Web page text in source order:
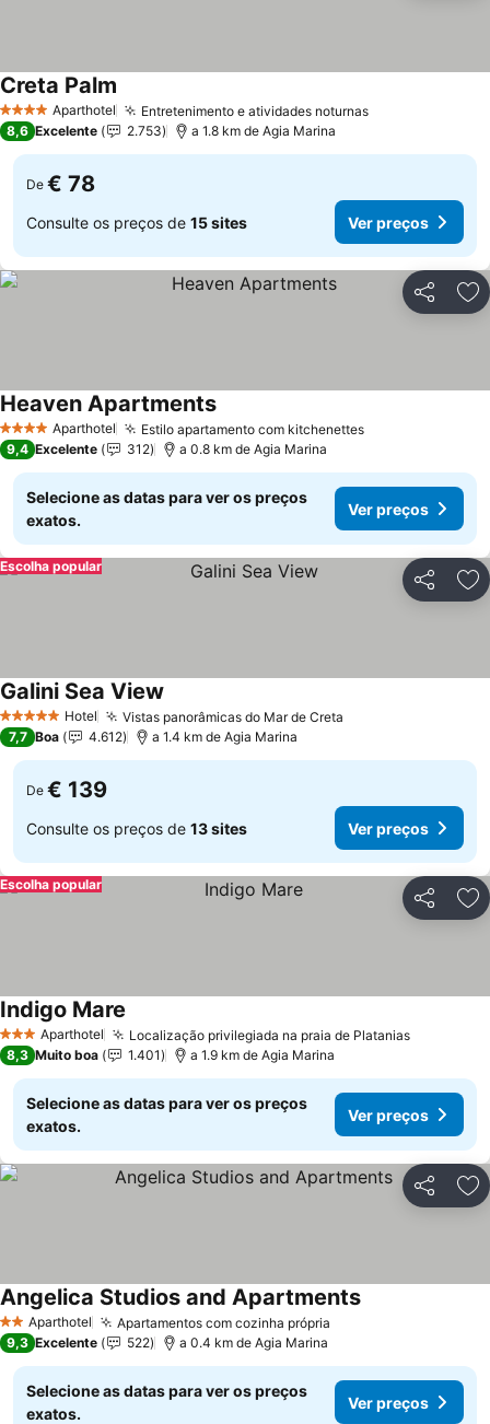
4 EstrelasAparthotel Entretenimento e atividades noturnas
Creta Palm
8,6 Excelente 2.753 a 1.8 km de Agia Marina
De € 78
Consulte os preços de 15 sites Ver preços
Partilhar
4 EstrelasAparthotel Estilo apartamento com kitchenettes
Heaven Apartments
9,4 Excelente 312 a 0.8 km de Agia Marina
Selecione as datas para ver os preços
exatos.
Ver preços
Partilhar
Escolha popular
5 Estrelas Hotel Vistas panorâmicas do Mar de Creta
Galini Sea View
7,7 Boa 4.612 a 1.4 km de Agia Marina
De € 139
Consulte os preços de 13 sites Ver preços
Partilhar
Escolha popular
3 EstrelasAparthotel Localização privilegiada na praia de Platanias
Indigo Mare
8,3 Muito boa 1.401 a 1.9 km de Agia Marina
Selecione as datas para ver os preços
exatos.
Ver preços
Partilhar
2 EstrelasAparthotel Apartamentos com cozinha própria
Angelica Studios and Apartments
9,3 Excelente 522 a 0.4 km de Agia Marina
Selecione as datas para ver os preços
exatos.
Ver preços